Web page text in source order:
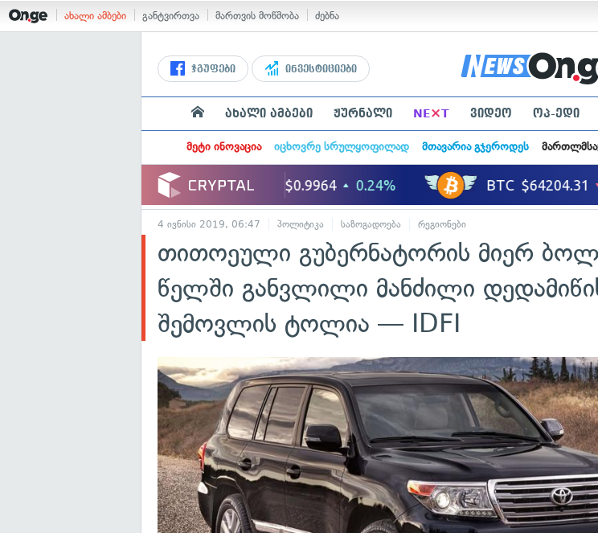
ახალი ამბები განტვირთვა მართვის მოწმობა ძებნა
ჯგუფები ინვესტიციები
ახალი ამბები ჟურნალი NE×T ვიდეო ოპ-ედი
მეტი ინოვაცია იცხოვრე სრულყოფილად მთავარია გჯეროდეს
4 ივნისი 2019, 06:47 პოლიტიკა საზოგადოება რეგიონები
თითოეული გუბერნატორის მიერ
წელში განვლილი მანძილი
შემოვლის ტოლია — IDFI